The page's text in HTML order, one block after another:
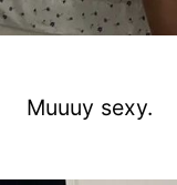
Muuuy sexy.